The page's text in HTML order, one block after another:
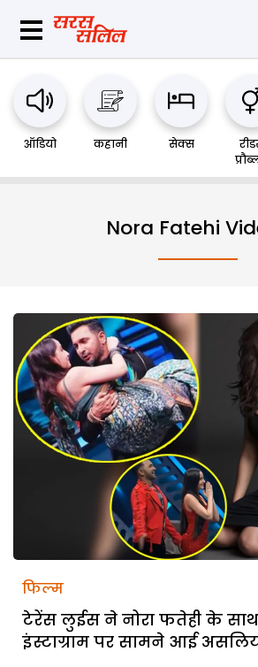
ऑडियो कहानी सेक्स
Nora Fatehi
फिल्म
टेरेंस लुईस ने नोरा फतेही के
इंस्टाग्राम पर सामने आई